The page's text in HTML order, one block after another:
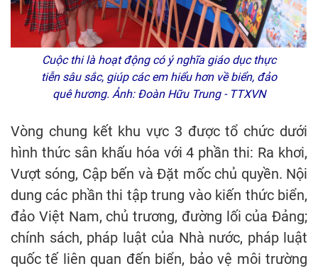
Cuộc thi là hoạt động có ý nghĩa giáo dục thực
tiễn sâu sắc, giúp các em hiểu hơn về biển, đảo
quê hương. Ảnh: Đoàn Hữu Trung - TTXVN
Vòng chung kết khu vực 3 được tổ chức dưới
hình thức sân khấu hóa với 4 phần thi: Ra khơi,
Vượt sóng, Cập bến và Đặt mốc chủ quyền. Nội
dung các phần thi tập trung vào kiến thức biển,
đảo Việt Nam, chủ trương, đường lối của Đảng;
chính sách, pháp luật của Nhà nước, pháp luật
quốc tế liên quan đến biển, bảo vệ môi trường